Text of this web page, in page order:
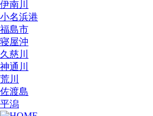
伊南川
小名浜港
福島市
寝屋沖
久慈川
神通川
荒川
佐渡島
平潟